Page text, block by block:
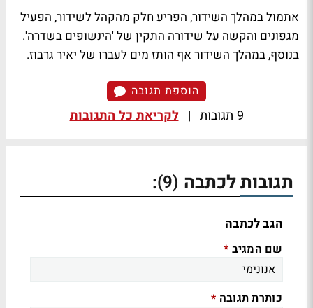
אתמול במהלך השידור, הפריע חלק מהקהל לשידור, הפעיל
מגפונים והקשה על שידורה התקין של 'הינשופים בשדרה'.
בנוסף, במהלך השידור אף הותז מים לעברו של יאיר גרבוז.
הוספת תגובה
9 תגובות | לקריאת כל התגובות
תגובות לכתבה (9)
:
הגב לכתבה
שם המגיב *
כותרת תגובה *